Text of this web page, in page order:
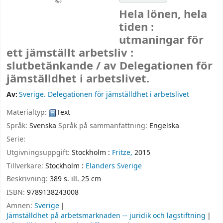
Hela lönen, hela
tiden :
utmaningar för
ett jämställt arbetsliv :
slutbetänkande / av Delegationen för
jämställdhet i arbetslivet.
Av:Sverige. Delegationen för jämställdhet i arbetslivet
Materialtyp:
Text
Språk: Svenska Språk på sammanfattning: Engelska
Serie:
Utgivningsuppgift: Stockholm : Fritze, 2015
Tillverkare: Stockholm : Elanders Sverige
Beskrivning: 389 s. ill. 25 cm
ISBN: 9789138243008
Ämnen: Sverige
Jämställdhet på arbetsmarknaden -- juridik och lagstiftning